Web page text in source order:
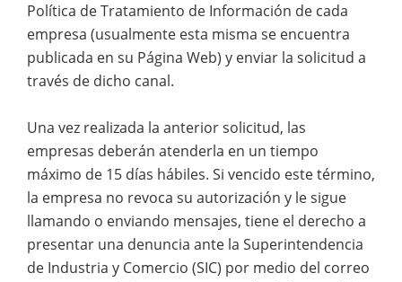
Política de Tratamiento de Información de cada
empresa (usualmente esta misma se encuentra
publicada en su Página Web) y enviar la solicitud a
través de dicho canal.
Una vez realizada la anterior solicitud, las
empresas deberán atenderla en un tiempo
máximo de 15 días hábiles. Si vencido este término,
la empresa no revoca su autorización y le sigue
llamando o enviando mensajes, tiene el derecho a
presentar una denuncia ante la Superintendencia
de Industria y Comercio (SIC) por medio del correo